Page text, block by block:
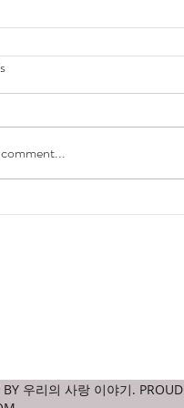
is ugly
우리의 사랑 이야기.